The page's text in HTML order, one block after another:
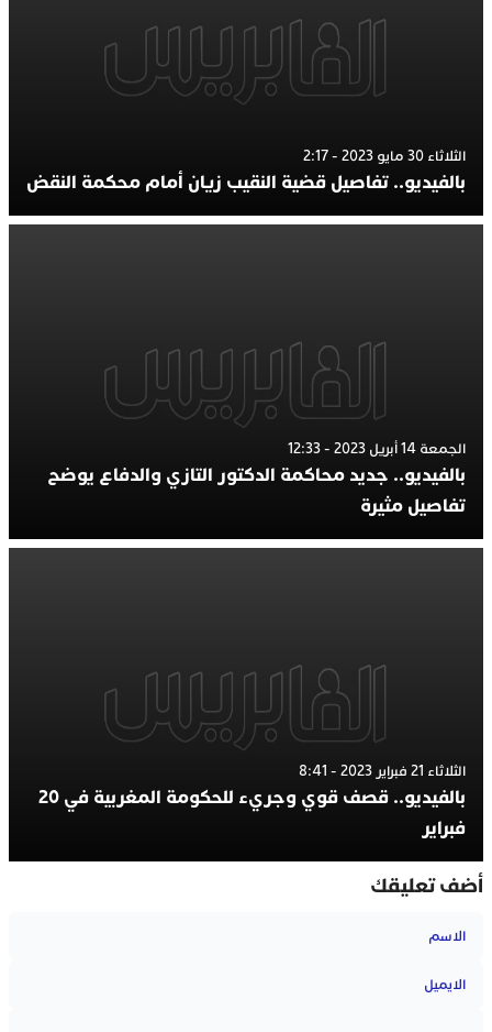
الثلاثاء 30 مايو 2023 - 2:17
بالفيديو.. تفاصيل قضية النقيب زيان أمام محكمة النقض
الجمعة 14 أبريل 2023 - 12:33
بالفيديو.. جديد محاكمة الدكتور التازي والدفاع يوضح
تفاصيل مثيرة
الثلاثاء 21 فبراير 2023 - 8:41
بالفيديو.. قصف قوي وجريء للحكومة المغربية في 20
فبراير
أضف تعليقك